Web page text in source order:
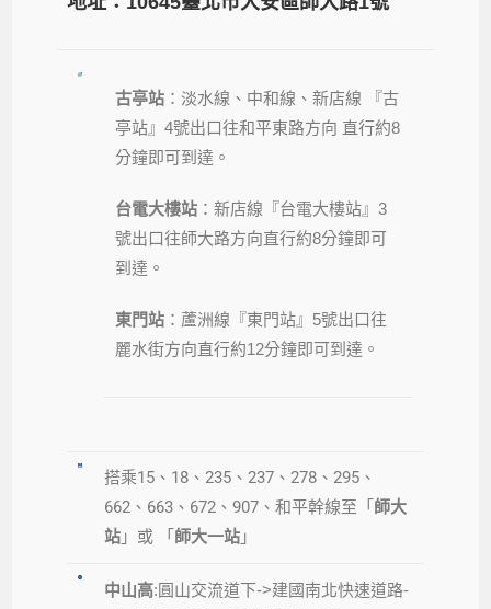
古亭站 ：淡水線、中和線、新店線 『古
亭站』4號出口往和平東路方向 直行約8
分鐘即可到達。
台電大樓站 ：新店線『台電大樓站』3
號出口往師大路方向直行約8分鐘即可
到達。
東門站 ：蘆洲線『東門站』5號出口往
麗水街方向直行約12分鐘即可到達。
搭乘15、18、235、237、278、295、
662、663、672、907、和平幹線至「 師大
站 」或 「 師大一站 」
中山高:圓山交流道下->建國南北快速道路-